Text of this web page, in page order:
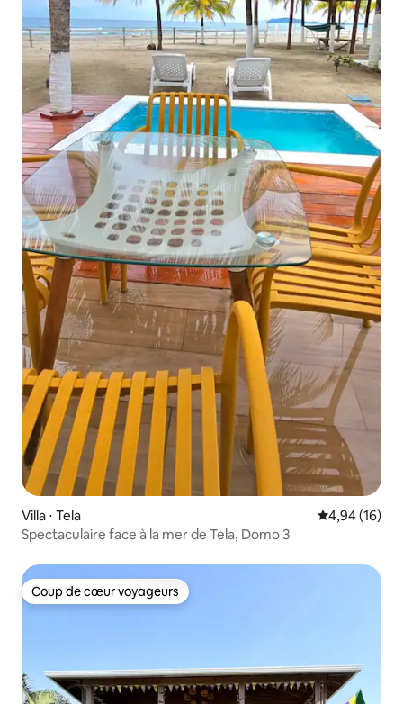
Villa ⋅ Tela Évaluation
4,94 (16)
Spectaculaire face à la mer de Tela, Domo 3
Coup de cœur voyageurs
Coup de cœur voyageurs